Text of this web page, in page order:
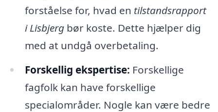
forståelse for, hvad en tilstandsrapport
i Lisbjergbør koste. Dette hjælper dig
med at undgå overbetaling.
Forskellig ekspertise: Forskellige
fagfolk kan have forskellige
specialområder. Nogle kan være bedre